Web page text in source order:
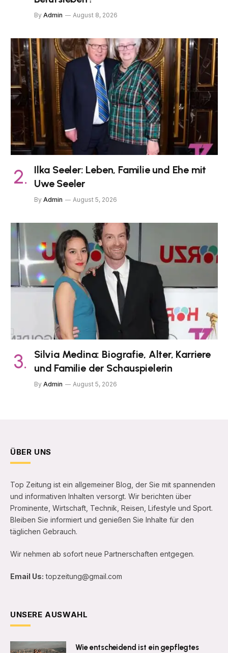
By Admin August 8, 2026
Ilka Seeler: Leben, Familie und Ehe mit
Uwe Seeler
By Admin August 5, 2026
Silvia Medina: Biografie, Alter, Karriere
und Familie der Schauspielerin
By Admin August 5, 2026
ÜBER UNS
Top Zeitung ist ein allgemeiner Blog, der Sie mit spannenden
und informativen Inhalten versorgt. Wir berichten über
Prominente, Wirtschaft, Technik, Reisen, Lifestyle und Sport.
Bleiben Sie informiert und genießen Sie Inhalte für den
täglichen Gebrauch.
Wir nehmen ab sofort neue Partnerschaften entgegen.
Email Us: topzeitung@gmail.com
UNSERE AUSWAHL
Wie entscheidend ist ein gepflegtes